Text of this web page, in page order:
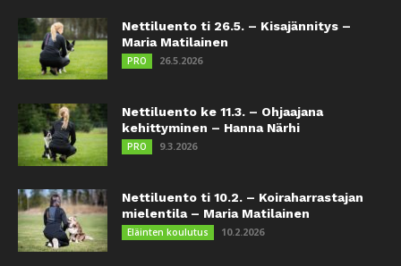
Nettiluento ti 26.5. – Kisajännitys –
Maria Matilainen
PRO 26.5.2026
Nettiluento ke 11.3. – Ohjaajana
kehittyminen – Hanna Närhi
PRO 9.3.2026
Nettiluento ti 10.2. – Koiraharrastajan
mielentila – Maria Matilainen
Eläinten koulutus 10.2.2026